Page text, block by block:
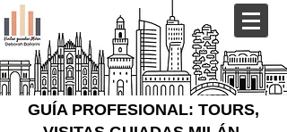
GUÍA PROFESIONAL: TOURS,